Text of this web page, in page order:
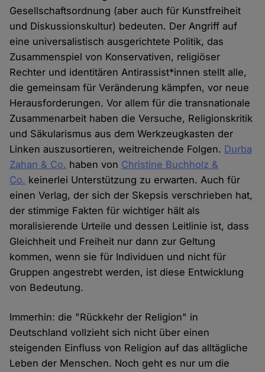
Gesellschaftsordnung (aber auch für Kunstfreiheit
und Diskussionskultur) bedeuten. Der Angriff auf
eine universalistisch ausgerichtete Politik, das
Zusammenspiel von Konservativen, religiöser
Rechter und identitären Antirassist*innen stellt alle,
die gemeinsam für Veränderung kämpfen, vor neue
Herausforderungen. Vor allem für die transnationale
Zusammenarbeit haben die Versuche, Religionskritik
und Säkularismus aus dem Werkzeugkasten der
Linken auszusortieren, weitreichende Folgen. Durba
Zahan & Co. haben von Christine Buchholz &
Co. keinerlei Unterstützung zu erwarten. Auch für
einen Verlag, der sich der Skepsis verschrieben hat,
der stimmige Fakten für wichtiger hält als
moralisierende Urteile und dessen Leitlinie ist, dass
Gleichheit und Freiheit nur dann zur Geltung
kommen, wenn sie für Individuen und nicht für
Gruppen angestrebt werden, ist diese Entwicklung
von Bedeutung.
Immerhin: die "Rückkehr der Religion" in
Deutschland vollzieht sich nicht über einen
steigenden Einfluss von Religion auf das alltägliche
Leben der Menschen. Noch geht es nur um die